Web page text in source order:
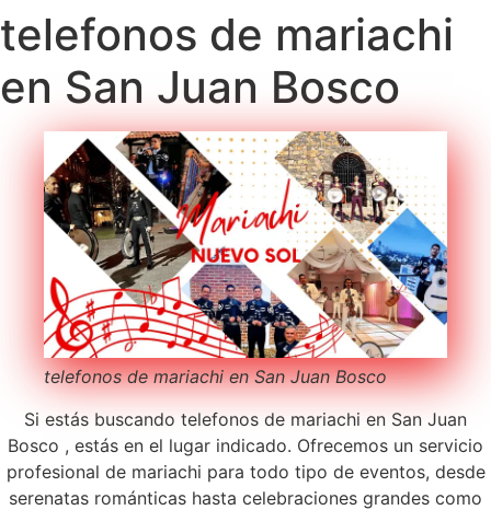
telefonos de mariachi
en San Juan Bosco
telefonos de mariachi en San Juan Bosco
Si estás buscando telefonos de mariachi en San Juan
Bosco , estás en el lugar indicado. Ofrecemos un servicio
profesional de mariachi para todo tipo de eventos, desde
serenatas románticas hasta celebraciones grandes como